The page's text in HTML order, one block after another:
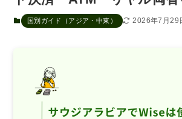
国別ガイド（アジア・中東） 2026年7月29